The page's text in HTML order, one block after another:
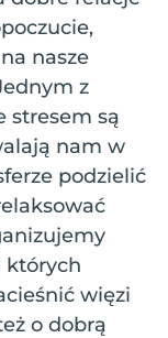
nasze
z
stresem są
nam w
podzielić
których
więzi
o dobrą